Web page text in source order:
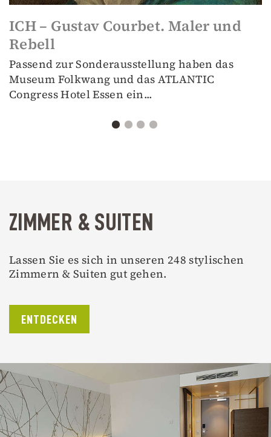
ICH – Gustav Courbet. Maler und
Rebell
Passend zur Sonderausstellung haben das
Museum Folkwang und das ATLANTIC
Congress Hotel Essen ein...
ZIMMER & SUITEN
Lassen Sie es sich in unseren 248 stylischen
Zimmern & Suiten gut gehen.
ENTDECKEN